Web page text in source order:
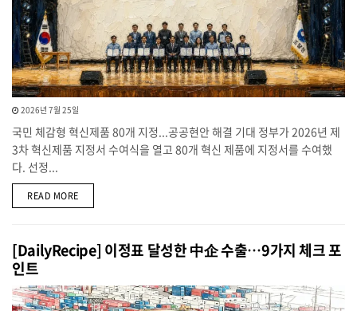
2026년 7월 25일
국민 체감형 혁신제품 80개 지정...공공현안 해결 기대 정부가 2026년 제
3차 혁신제품 지정서 수여식을 열고 80개 혁신 제품에 지정서를 수여했
다. 선정...
READ MOREDETAILS
[DailyRecipe] 이정표 달성한 中企 수출…9가지 체크 포
인트